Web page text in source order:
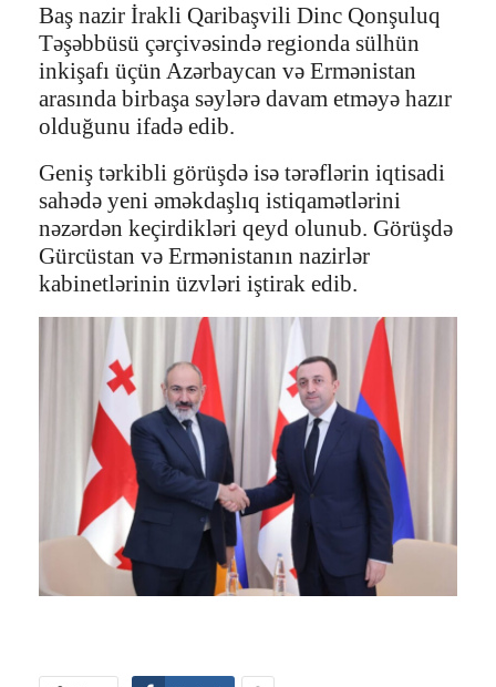
Baş nazir İrakli Qaribaşvili Dinc Qonşuluq
Təşəbbüsü çərçivəsində regionda sülhün
inkişafı üçün Azərbaycan və Ermənistan
arasında birbaşa səylərə davam etməyə hazır
olduğunu ifadə edib.
Geniş tərkibli görüşdə isə tərəflərin iqtisadi
sahədə yeni əməkdaşlıq istiqamətlərini
nəzərdən keçirdikləri qeyd olunub. Görüşdə
Gürcüstan və Ermənistanın nazirlər
kabinetlərinin üzvləri iştirak edib.